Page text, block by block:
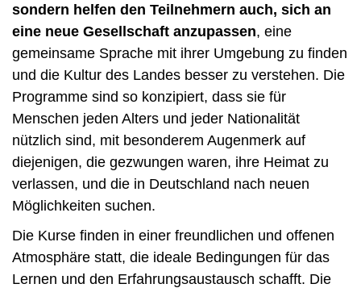
sondern helfen den Teilnehmern auch, sich an
eine neue Gesellschaft anzupassen, eine
gemeinsame Sprache mit ihrer Umgebung zu finden
und die Kultur des Landes besser zu verstehen. Die
Programme sind so konzipiert, dass sie für
Menschen jeden Alters und jeder Nationalität
nützlich sind, mit besonderem Augenmerk auf
diejenigen, die gezwungen waren, ihre Heimat zu
verlassen, und die in Deutschland nach neuen
Möglichkeiten suchen.
Die Kurse finden in einer freundlichen und offenen
Atmosphäre statt, die ideale Bedingungen für das
Lernen und den Erfahrungsaustausch schafft. Die